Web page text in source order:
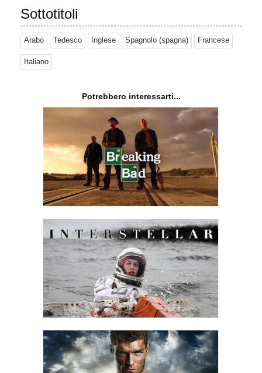
Sottotitoli
Arabo Tedesco Inglese Spagnolo (spagna) Francese
Italiano
Potrebbero interessarti...